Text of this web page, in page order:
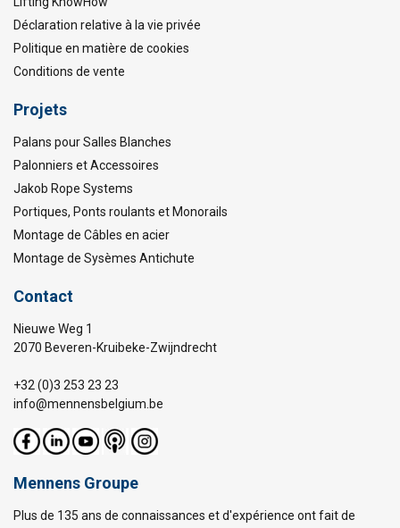
Déclaration relative à la vie privée
Politique en matière de cookies
Conditions de vente
Projets
Palans pour Salles Blanches
Palonniers et Accessoires
Jakob Rope Systems
Portiques, Ponts roulants et Monorails
Montage de Câbles en acier
Montage de Sysèmes Antichute
Contact
Nieuwe Weg 1
2070 Beveren-Kruibeke-Zwijndrecht
+32 (0)3 253 23 23
info@mennensbelgium.be
Mennens Groupe
Plus de 135 ans de connaissances et d'expérience ont fait de